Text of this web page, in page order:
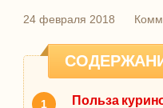
24 февраля 2018
Польза